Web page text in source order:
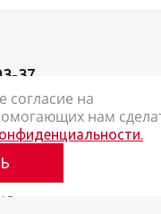
37
канцелярских товаров
согласие на
нам